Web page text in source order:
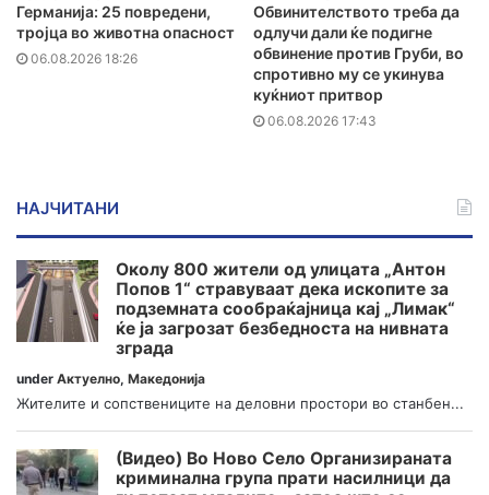
Германија: 25 повредени,
тројца во животна опасност
06.08.2026 18:26
Обвинителството треба да
одлучи дали ќе подигне
обвинение против Груби, во
спротивно му се укинува
куќниот притвор
06.08.2026 17:43
НАЈЧИТАНИ
Околу 800 жители од улицата „Антон
Попов 1“ стравуваат дека ископите за
подземната сообраќајница кај „Лимак“
ќе ја загрозат безбедноста на нивната
зграда
under Актуелно, Македонија
Жителите и сопствениците на деловни простори во станбен...
(Видео) Во Ново Село Организираната
криминална група прати насилници да